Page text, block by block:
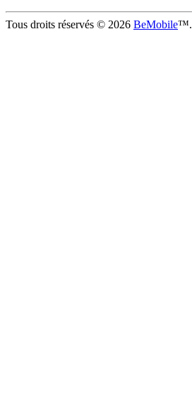
Tous droits réservés © 2026 BeMobile™.